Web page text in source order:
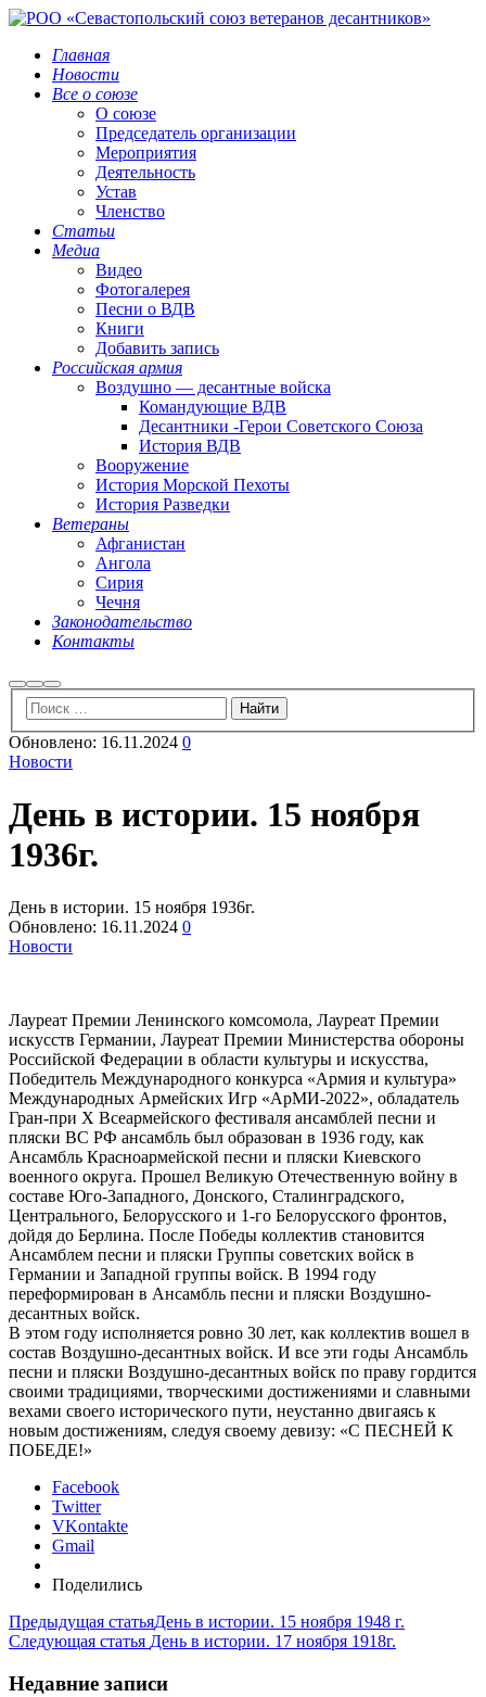
Главная
Новости
Все о союзе
О союзе
Председатель организации
Мероприятия
Деятельность
Устав
Членство
Статьи
Медиа
Видео
Фотогалерея
Песни о ВДВ
Книги
Добавить запись
Российская армия
Воздушно — десантные войска
Командующие ВДВ
Десантники -Герои Советского Союза
История ВДВ
Вооружение
История Морской Пехоты
История Разведки
Ветераны
Афганистан
Ангола
Сирия
Чечня
Законодательство
Контакты
НайтиБольше
информации
Главное
меню
Обновлено: 16.11.2024 0
Новости
День в истории. 15 ноября
1936г.
День в истории. 15 ноября 1936г.
Обновлено: 16.11.2024 0
Новости
Лауреат Премии Ленинского комсомола, Лауреат Премии
искусств Германии, Лауреат Премии Министерства обороны
Российской Федерации в области культуры и искусства,
Победитель Международного конкурса «Армия и культура»
Международных Армейских Игр «АрМИ-2022», обладатель
Гран-при X Всеармейского фестиваля ансамблей песни и
пляски ВС РФ ансамбль был образован в 1936 году, как
Ансамбль Красноармейской песни и пляски Киевского
военного округа. Прошел Великую Отечественную войну в
составе Юго-Западного, Донского, Сталинградского,
Центрального, Белорусского и 1-го Белорусского фронтов,
дойдя до Берлина. После Победы коллектив становится
Ансамблем песни и пляски Группы советских войск в
Германии и Западной группы войск. В 1994 году
переформирован в Ансамбль песни и пляски Воздушно-
десантных войск.
В этом году исполняется ровно 30 лет, как коллектив вошел в
состав Воздушно-десантных войск. И все эти годы Ансамбль
песни и пляски Воздушно-десантных войск по праву гордится
своими традициями, творческими достижениями и славными
вехами своего исторического пути, неустанно двигаясь к
новым достижениям, следуя своему девизу: «С ПЕСНЕЙ К
ПОБЕДЕ!»
Facebook
Twitter
VKontakte
Gmail
Поделились
Предыдущая статьяДень в истории. 15 ноября 1948 г.
Следующая статья День в истории. 17 ноября 1918г.
Недавние записи